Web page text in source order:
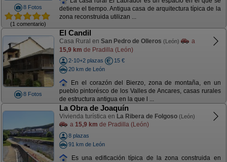
8 Fotos
(1 comentario)
detiene el tiempo. Antigua casa de arquitectura típica de la
zona reconstruida utilizan ...
8 Fotos
El Candil
Casa Rural en San Pedro de Olleros (León)
a
15,9 km de Pradilla (León)
2-10+2 plazas
15 €
20 km de León
En el corazón del Bierzo, zona de montaña, en un
pueblo pintorésco de los Valles de Ancares, casas rurales
de estructura antigua en la que l ...
La Obra de Joaquín
Vivienda turística en La Ribera de Folgoso (León)
a 15,9 km de Pradilla (León)
8 plazas
91 km de León
Es una edificación típica de la zona construida en